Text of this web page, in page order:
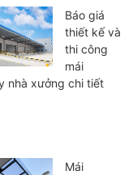
Báo giá
thiết kế và
thi công
mái
nhà xưởng chi tiết
Mái